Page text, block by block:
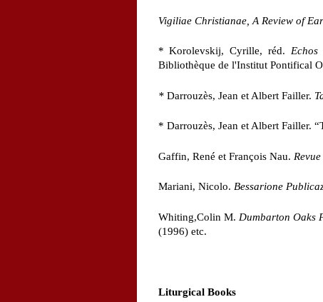
Vigiliae Christianae, A Review of
* Korolevskij, Cyrille, réd.
Bibliothèque de l'Institut Pontifical
* Darrouzès, Jean et Albert Failler.
* Darrouzès, Jean et Albert Failler.
Gaffin, René et François Nau.
Mariani, Nicolo. Bessarione
Whiting,Colin M. Dumbarton Oaks
(1996) etc.
Liturgical Books